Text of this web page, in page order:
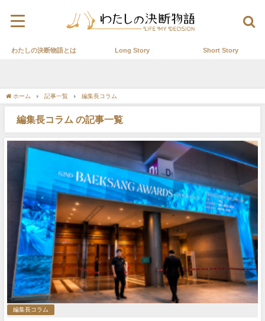
わたしの決断物語とは Long Story Short Story
ホーム 記事一覧 編集長コラム
編集長コラム の記事一覧
編集長コラム